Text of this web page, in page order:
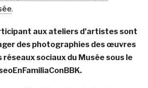
.
aux ateliers d’artistes sont
des photographies des œuvres
réseaux sociaux du Musée sous le